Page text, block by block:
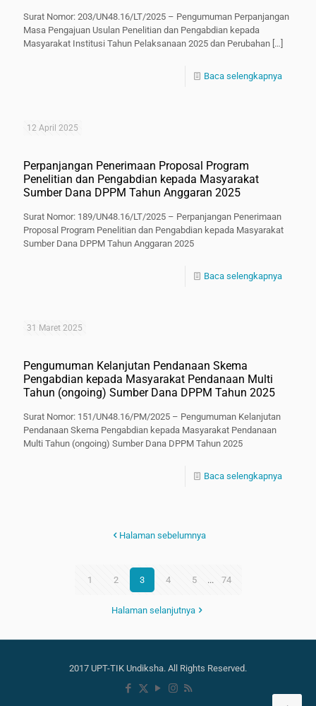
Surat Nomor: 203/UN48.16/LT/2025 – Pengumuman Perpanjangan
Masa Pengajuan Usulan Penelitian dan Pengabdian kepada
Masyarakat Institusi Tahun Pelaksanaan 2025 dan Perubahan […]
Baca selengkapnya
12 April 2025
Perpanjangan Penerimaan Proposal Program
Penelitian dan Pengabdian kepada Masyarakat
Sumber Dana DPPM Tahun Anggaran 2025
Surat Nomor: 189/UN48.16/LT/2025 – Perpanjangan Penerimaan
Proposal Program Penelitian dan Pengabdian kepada Masyarakat
Sumber Dana DPPM Tahun Anggaran 2025
Baca selengkapnya
31 Maret 2025
Pengumuman Kelanjutan Pendanaan Skema
Pengabdian kepada Masyarakat Pendanaan Multi
Tahun (ongoing) Sumber Dana DPPM Tahun 2025
Surat Nomor: 151/UN48.16/PM/2025 – Pengumuman Kelanjutan
Pendanaan Skema Pengabdian kepada Masyarakat Pendanaan
Multi Tahun (ongoing) Sumber Dana DPPM Tahun 2025
Baca selengkapnya
Halaman sebelumnya
1 2 3 4 5 ... 74
Halaman selanjutnya
2017 UPT-TIK Undiksha. All Rights Reserved.